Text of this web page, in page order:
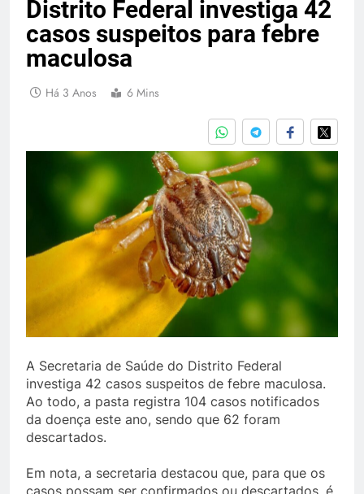
Distrito Federal investiga 42
casos suspeitos para febre
maculosa
Há 3 Anos 6 Mins
A Secretaria de Saúde do Distrito Federal
investiga 42 casos suspeitos de febre maculosa.
Ao todo, a pasta registra 104 casos notificados
da doença este ano, sendo que 62 foram
descartados.
Em nota, a secretaria destacou que, para que os